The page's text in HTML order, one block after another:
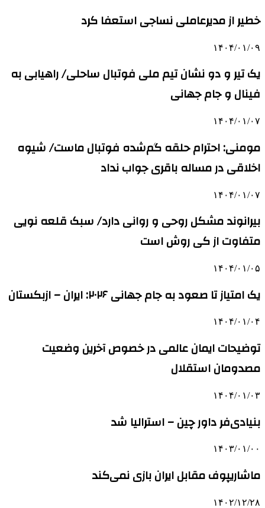
خطیر از مدیرعاملی نساجی استعفا کرد
۱۴۰۴/۰۱/۰۹
یک تیر و دو نشان تیم ملی فوتبال ساحلی/ راهیابی به
فینال و جام جهانی
۱۴۰۴/۰۱/۰۷
مومنی: احترام حلقه گم‌شده فوتبال ماست/ شیوه
اخلاقی در مساله باقری جواب نداد
۱۴۰۴/۰۱/۰۷
بیرانوند مشکل روحی و روانی دارد/ سبک قلعه نویی
متفاوت از کی روش است
۱۴۰۴/۰۱/۰۵
یک امتیاز تا صعود به جام جهانی ۲۰۲۶: ایران – ازبکستان
۱۴۰۴/۰۱/۰۴
توضیحات ایمان عالمی در خصوص آخرین وضعیت
مصدومان استقلال
۱۴۰۴/۰۱/۰۳
بنیادی‌فر داور چین – استرالیا شد
۱۴۰۳/۰۱/۰۰
ماشاریپوف مقابل ایران بازی نمی‌کند
۱۴۰۲/۱۲/۲۸